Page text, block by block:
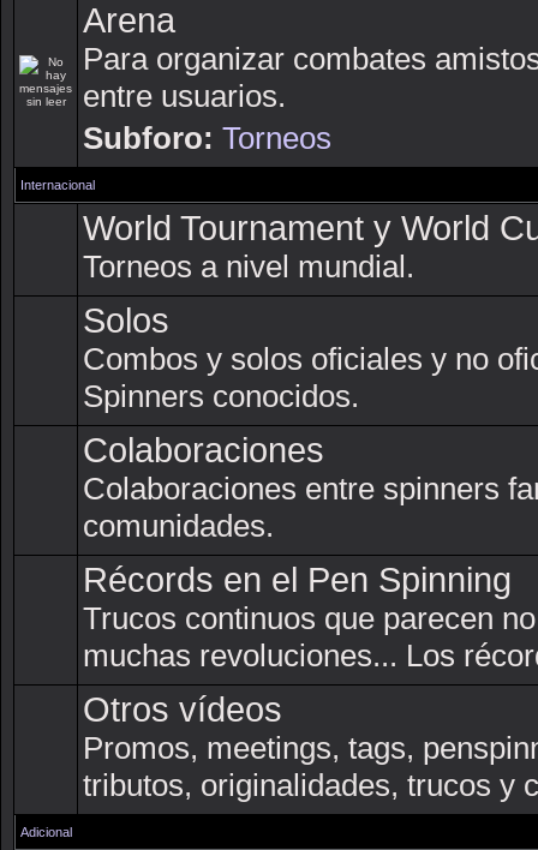
Arena
Para organizar combates
entre usuarios.
Subforo: Torneos
Internacional
World Tournament y World
Torneos a nivel mundial.
Solos
Combos y solos oficiales y no
Spinners conocidos.
Colaboraciones
Colaboraciones entre spinners
comunidades.
Récords en el Pen Spinning
Trucos continuos que parecen
muchas revoluciones... Los
Otros vídeos
Promos, meetings, tags,
tributos, originalidades, trucos y
Adicional